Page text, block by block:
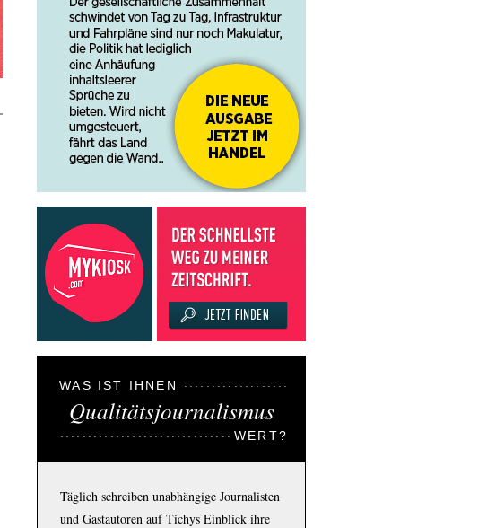
WAS IST IHNEN
Qualitätsjournalismus
WERT?
Täglich schreiben unabhängige Journalisten
und Gastautoren auf Tichys Einblick ihre